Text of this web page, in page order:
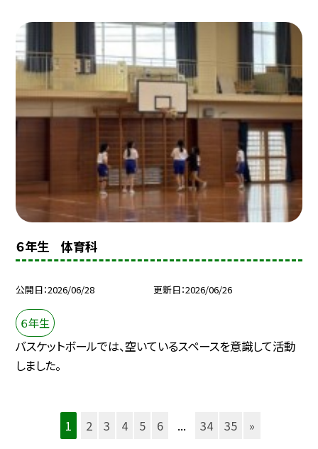
６年生 体育科
公開日 2026/06/28 更新日 2026/06/26
６年生
バスケットボールでは、空いているスペースを意識して活動
しました。
1 2 3 4 5 6 ... 34 35 »